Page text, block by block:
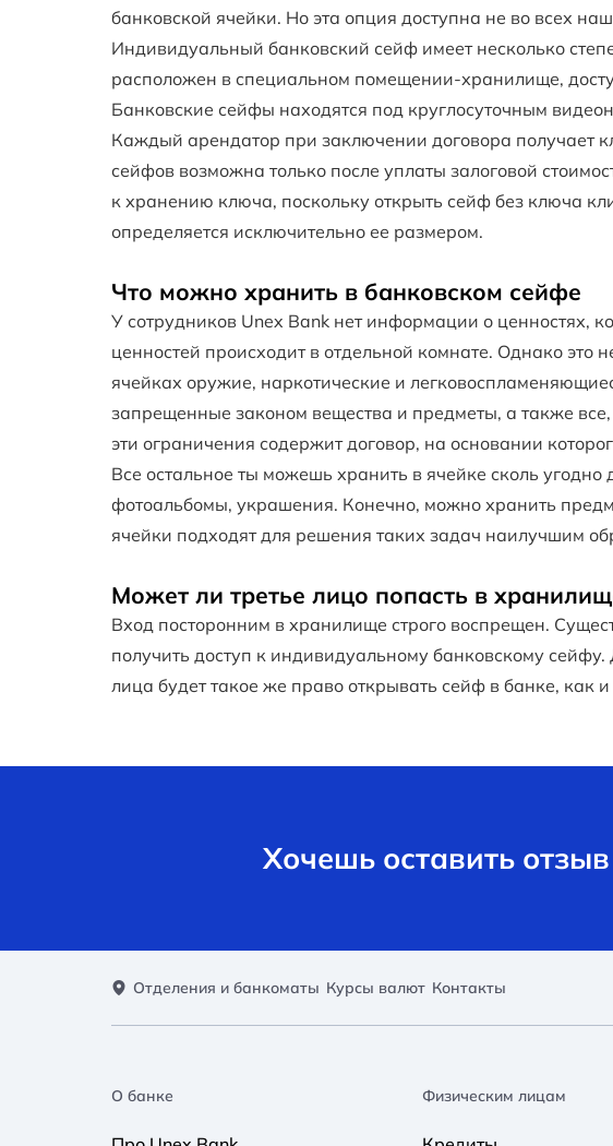
банковской ячейки. Но эта опция доступна не во всех
Индивидуальный банковский сейф имеет несколько
расположен в специальном помещении-хранилище,
Банковские сейфы находятся под круглосуточным
Каждый арендатор при заключении договора получает
сейфов возможна только после уплаты залоговой
к хранению ключа, поскольку открыть сейф без ключа
определяется исключительно ее размером.
Что можно хранить в банковском сейфе
У сотрудников Unex Bank нет информации о ценностях,
ценностей происходит в отдельной комнате. Однако
ячейках оружие, наркотические и
запрещенные законом вещества и предметы, а также
эти ограничения содержит договор, на основании
Все остальное ты можешь хранить в ячейке сколь
фотоальбомы, украшения. Конечно, можно хранить
ячейки подходят для решения таких задач наилучшим
Может ли третье лицо попасть в
Вход посторонним в хранилище строго воспрещен.
получить доступ к индивидуальному банковскому сейфу.
лица будет такое же право открывать сейф в банке, как
Хочешь оставить
Отделения и банкоматы Курсы валют Контакты
О банке Физическим лицам